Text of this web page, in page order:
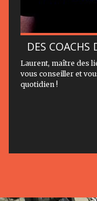
DES COACHS
Laurent, maître des
vous conseiller et
quotidien !